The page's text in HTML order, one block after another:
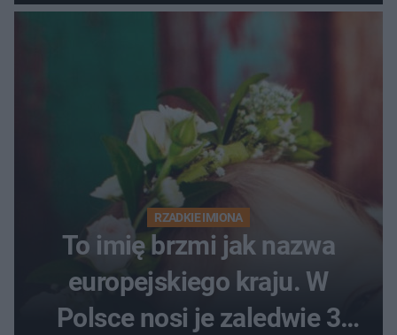
RZADKIE IMIONA
To imię brzmi jak nazwa
europejskiego kraju. W
Polsce nosi je zaledwie 3